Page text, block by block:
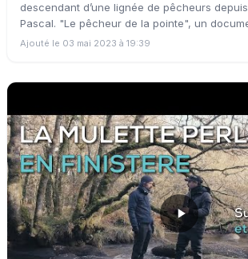
descendant d’une lignée de pêcheurs
Pascal. "Le pêcheur de la pointe", un
immersion aux côtés de ces pêcheurs qui
Ajouté le 03 mai 2023 à 19:39